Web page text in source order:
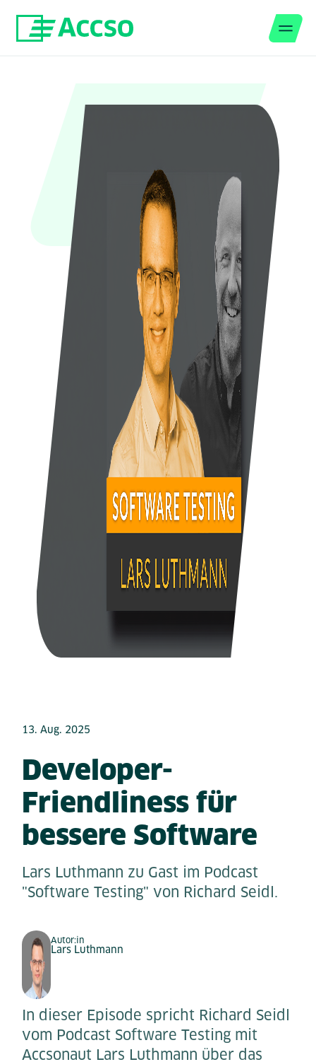
13. Aug. 2025
Developer-
Friendliness für
bessere Software
Lars Luthmann zu Gast im Podcast
"Software Testing" von Richard Seidl.
Autor:in
Lars Luthmann
In dieser Episode spricht Richard Seidl
vom Podcast Software Testing mit
Accsonaut Lars Luthmann über das